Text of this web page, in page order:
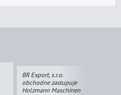
BR Export, s.r.o.
obchodne zastupuje
Holzmann Maschinen